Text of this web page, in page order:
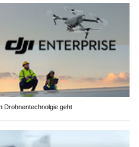
Drohnentechnolgie geht